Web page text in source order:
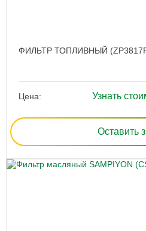
ФИЛЬТР ТОПЛИВНЫЙ
Цена: Узнать
Оставить